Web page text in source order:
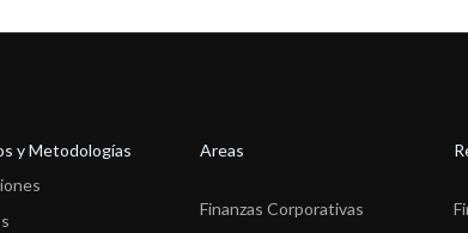
y Metodologías
Areas
Finanzas Corporativas